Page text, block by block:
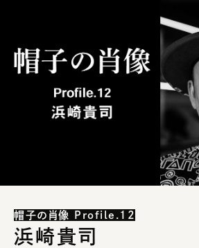
帽子の肖像 Profile.12
浜崎貴司